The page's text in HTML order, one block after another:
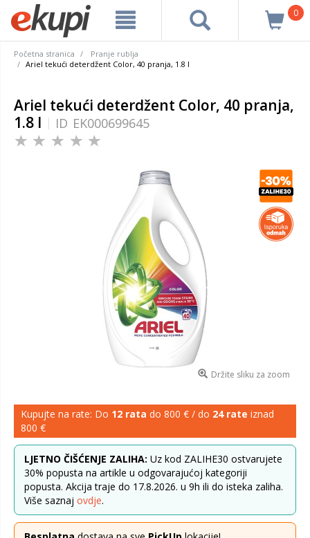
0
Početna stranica
Pranje rublja
Ariel tekući deterdžent Color, 40 pranja, 1.8 l
Ariel tekući deterdžent Color, 40 pranja,
1.8 l
ID EK000699645
Držite sliku za zoom
Kupujte na rate: Do 12 rata do 800 € / do 24 rate iznad
800 €
LJETNO ČIŠĆENJE ZALIHA: Uz kod ZALIHE30 ostvarujete
30% popusta na artikle u odgovarajućoj kategoriji
popusta. Akcija traje do 17.8.2026. u 9h ili do isteka zaliha.
Više saznaj ovdje.